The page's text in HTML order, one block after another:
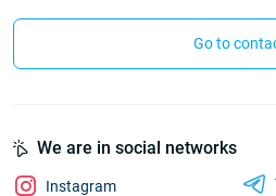
Go to
We are in social networks
Instagram